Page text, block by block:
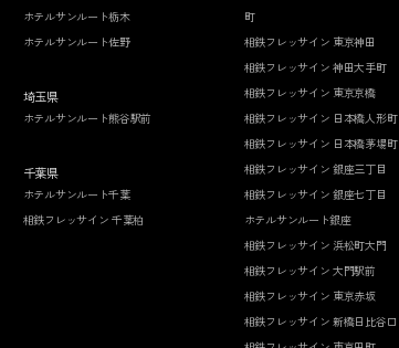
ホテルサンルート栃木
ホテルサンルート佐野
埼玉県
ホテルサンルート熊谷駅前
千葉県
ホテルサンルート千葉
相鉄フレッサイン 千葉柏
町
相鉄フレッサイン 東京神田
相鉄フレッサイン 神田大手町
相鉄フレッサイン 東京京橋
相鉄フレッサイン 日本橋人形町
相鉄フレッサイン 日本橋茅場町
相鉄フレッサイン 銀座三丁目
相鉄フレッサイン 銀座七丁目
ホテルサンルート銀座
相鉄フレッサイン 浜松町大門
相鉄フレッサイン 大門駅前
相鉄フレッサイン 東京赤坂
相鉄フレッサイン 新橋日比谷口